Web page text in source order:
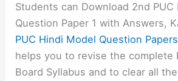
Students can Download 2nd PUC
Question Paper 1 with Answers,
PUC Hindi Model Question
helps you to revise the complete
Board Syllabus and to clear all